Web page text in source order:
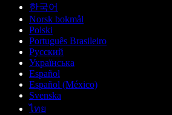
한국어
Norsk bokmål
Polski
Português Brasileiro
Русский
Українська
Español
Español (México)
Svenska
ไทย